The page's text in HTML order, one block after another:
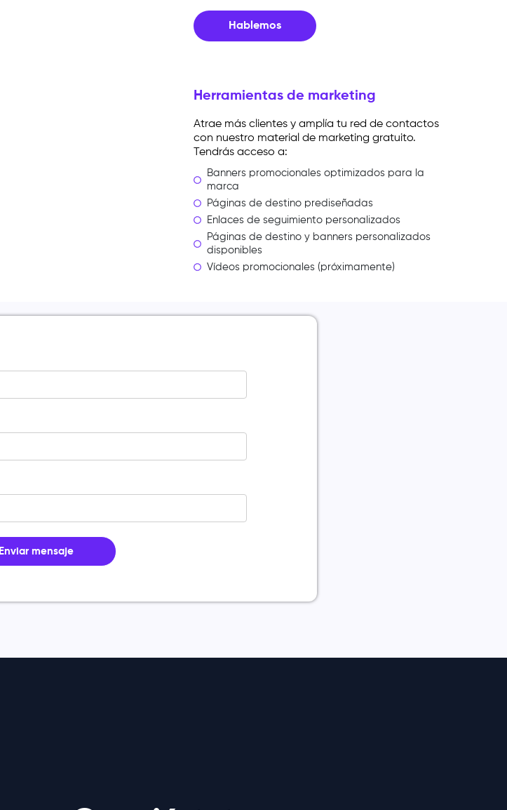
Hablemos
Herramientas de marketing
Atrae más clientes y amplía tu red de contactos
con nuestro material de marketing gratuito.
Tendrás acceso a:
Banners promocionales optimizados para la
marca
Páginas de destino prediseñadas
Enlaces de seguimiento personalizados
Páginas de destino y banners personalizados
disponibles
Vídeos promocionales (próximamente)
Enviar mensaje